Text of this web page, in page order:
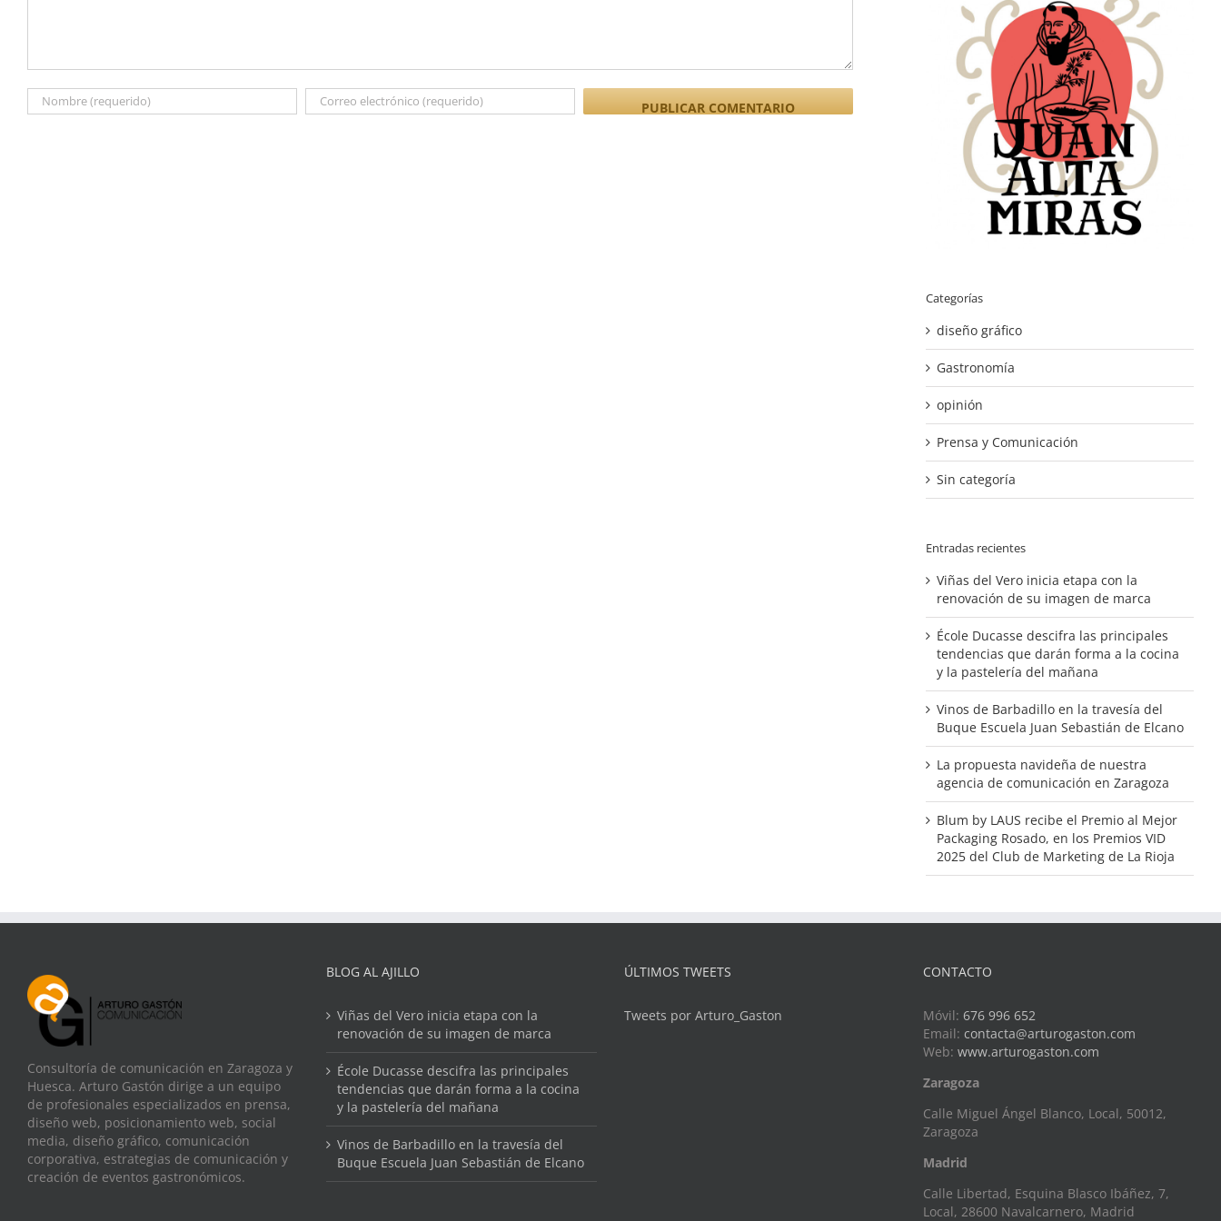
Categorías
diseño gráfico
Gastronomía
opinión
Prensa y Comunicación
Sin categoría
Entradas recientes
Viñas del Vero inicia etapa con la
renovación de su imagen de marca
École Ducasse descifra las principales
tendencias que darán forma a la cocina
y la pastelería del mañana
Vinos de Barbadillo en la travesía del
Buque Escuela Juan Sebastián de Elcano
La propuesta navideña de nuestra
agencia de comunicación en Zaragoza
Blum by LAUS recibe el Premio al Mejor
Packaging Rosado, en los Premios VID
2025 del Club de Marketing de La Rioja
Consultoría de comunicación en Zaragoza y
Huesca. Arturo Gastón dirige a un equipo
de profesionales especializados en prensa,
diseño web, posicionamiento web, social
media, diseño gráfico, comunicación
corporativa, estrategias de comunicación y
creación de eventos gastronómicos.
BLOG AL AJILLO
Viñas del Vero inicia etapa con la
renovación de su imagen de marca
École Ducasse descifra las principales
tendencias que darán forma a la cocina
y la pastelería del mañana
Vinos de Barbadillo en la travesía del
Buque Escuela Juan Sebastián de Elcano
ÚLTIMOS TWEETS
Tweets por Arturo_Gaston
CONTACTO
Móvil: 676 996 652
Email: contacta@arturogaston.com
Web: www.arturogaston.com
Zaragoza
Calle Miguel Ángel Blanco, Local, 50012,
Zaragoza
Madrid
Calle Libertad, Esquina Blasco Ibáñez, 7,
Local, 28600 Navalcarnero, Madrid